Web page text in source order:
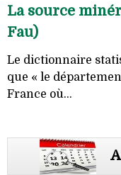
La source
Fau)
Le dictionnaire
que « le
France où...